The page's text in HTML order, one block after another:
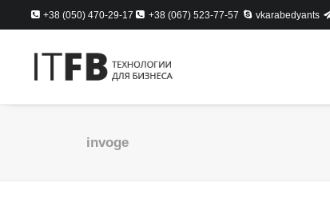
+38 (050) 470-29-17 +38 (067) 523-77-57 vkarabedyants
invoge